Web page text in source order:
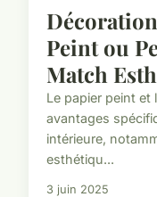
Peint ou
Match
Le papier peint
avantages
intérieure,
esthétiqu...
3 juin 2025